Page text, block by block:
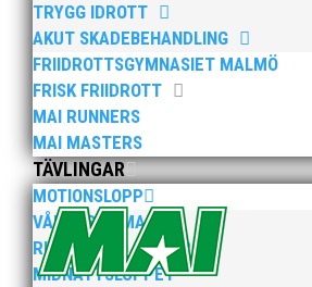
TRYGG IDROTT
AKUT SKADEBEHANDLING
FRIIDROTTSGYMNASIET MALMÖ
FRISK FRIIDROTT
MAI RUNNERS
MAI MASTERS
TÄVLINGAR
MOTIONSLOPP
VÅRRUSET MALMÖ
RUN MALMÖ 10K & 21K
MIDNATTSLOPPET
2025 innebar något av ett
elva på VM ute i somras.